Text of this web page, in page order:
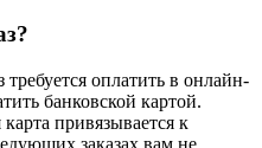
требуется оплатить в онлайн-
банковской картой.
привязывается к
заказах вам не